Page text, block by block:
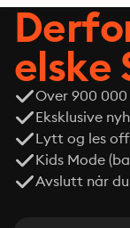
elske
Over 900
Eksklusive
Lytt og les
Kids Mode
Avslutt når